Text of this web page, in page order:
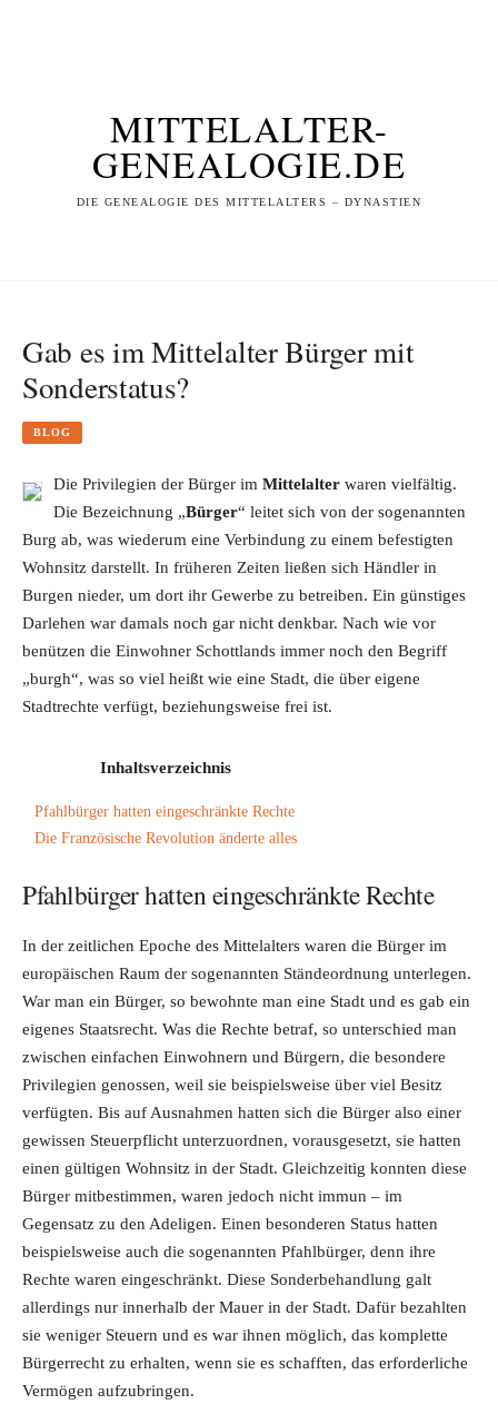
MITTELALTER-
GENEALOGIE.DE
DIE GENEALOGIE DES MITTELALTERS – DYNASTIEN
Gab es im Mittelalter Bürger mit
Sonderstatus?
BLOG
Die Privilegien der Bürger im Mittelalter waren vielfältig.
Die Bezeichnung „Bürger“ leitet sich von der sogenannten
Burg ab, was wiederum eine Verbindung zu einem befestigten
Wohnsitz darstellt. In früheren Zeiten ließen sich Händler in
Burgen nieder, um dort ihr Gewerbe zu betreiben. Ein günstiges
Darlehen war damals noch gar nicht denkbar. Nach wie vor
benützen die Einwohner Schottlands immer noch den Begriff
„burgh“, was so viel heißt wie eine Stadt, die über eigene
Stadtrechte verfügt, beziehungsweise frei ist.
Inhaltsverzeichnis
Pfahlbürger hatten eingeschränkte Rechte
Die Französische Revolution änderte alles
Pfahlbürger hatten eingeschränkte Rechte
In der zeitlichen Epoche des Mittelalters waren die Bürger im
europäischen Raum der sogenannten Ständeordnung unterlegen.
War man ein Bürger, so bewohnte man eine Stadt und es gab ein
eigenes Staatsrecht. Was die Rechte betraf, so unterschied man
zwischen einfachen Einwohnern und Bürgern, die besondere
Privilegien genossen, weil sie beispielsweise über viel Besitz
verfügten. Bis auf Ausnahmen hatten sich die Bürger also einer
gewissen Steuerpflicht unterzuordnen, vorausgesetzt, sie hatten
einen gültigen Wohnsitz in der Stadt. Gleichzeitig konnten diese
Bürger mitbestimmen, waren jedoch nicht immun – im
Gegensatz zu den Adeligen. Einen besonderen Status hatten
beispielsweise auch die sogenannten Pfahlbürger, denn ihre
Rechte waren eingeschränkt. Diese Sonderbehandlung galt
allerdings nur innerhalb der Mauer in der Stadt. Dafür bezahlten
sie weniger Steuern und es war ihnen möglich, das komplette
Bürgerrecht zu erhalten, wenn sie es schafften, das erforderliche
Vermögen aufzubringen.